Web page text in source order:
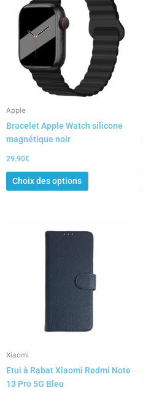
Apple
Bracelet Apple Watch silicone
magnétique noir
29.90€
Choix des options
a
plusieurs
variations.
Les
options
peuvent
être
la
produit
Xiaomi
Etui à Rabat Xiaomi Redmi Note
13 Pro 5G Bleu